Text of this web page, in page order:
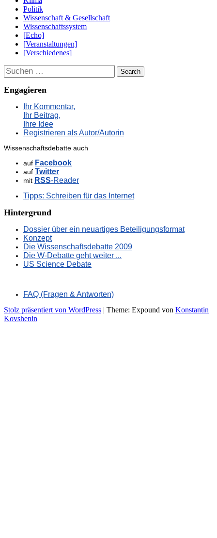
Politik
Wissenschaft & Gesellschaft
Wissenschaftssystem
[Echo]
[Veranstaltungen]
[Verschiedenes]
Suchen
Engagieren
Ihr Kommentar,
Ihr Beitrag,
Ihre Idee
Registrieren als Autor/Autorin
Wissenschaftsdebatte auch
auf Facebook
auf Twitter
mit RSS-Reader
Tipps: Schreiben für das Internet
Hintergrund
Dossier über ein neuartiges Beteiligungsformat
Konzept
Die Wissenschaftsdebatte 2009
Die W-Debatte geht weiter ...
US Science Debate
FAQ (Fragen & Antworten)
Stolz präsentiert von WordPress | Theme: Expound von Konstantin
Kovshenin